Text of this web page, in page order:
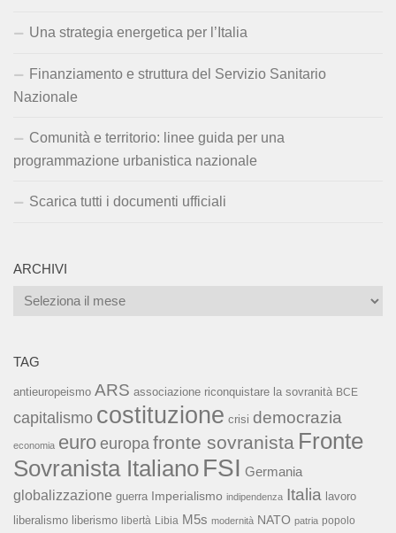
Una strategia energetica per l’Italia
Finanziamento e struttura del Servizio Sanitario
Nazionale
Comunità e territorio: linee guida per una
programmazione urbanistica nazionale
Scarica tutti i documenti ufficiali
ARCHIVI
Archivi
TAG
antieuropeismo ARS associazione riconquistare la sovranità BCE
capitalismo costituzione crisi democrazia
economia euro europa fronte sovranista Fronte
Sovranista Italiano FSI Germania
globalizzazione guerra Imperialismo indipendenza Italia lavoro
liberalismo liberismo libertà Libia M5s modernità NATO patria popolo